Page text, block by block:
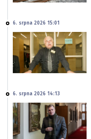
6. srpna 2026 15:01
6. srpna 2026 14:13